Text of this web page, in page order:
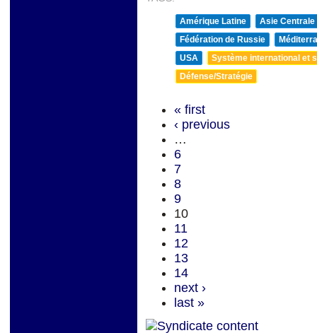
Amérique Latine
Asie Centrale
Fédération de Russie
USA
Système international et
Défense/Stratégie
« first
‹ previous
…
6
7
8
9
10
11
12
13
14
next ›
last »